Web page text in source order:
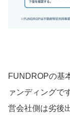
FUNDROPの基
ァンディングで
営会社側は劣後